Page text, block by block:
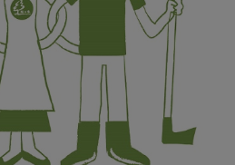
乳製品
米麵雜糧
一籃菜真心話
合作聯合國
生活提案